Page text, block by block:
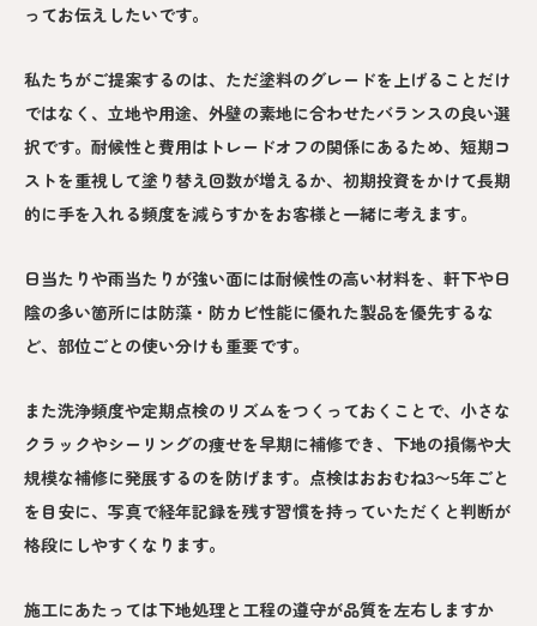
ってお伝えしたいです。
私たちがご提案するのは、ただ塗料のグレードを上げることだけ
ではなく、立地や用途、外壁の素地に合わせたバランスの良い選
択です。耐候性と費用はトレードオフの関係にあるため、短期コ
ストを重視して塗り替え回数が増えるか、初期投資をかけて長期
的に手を入れる頻度を減らすかをお客様と一緒に考えます。
日当たりや雨当たりが強い面には耐候性の高い材料を、軒下や日
陰の多い箇所には防藻・防カビ性能に優れた製品を優先するな
ど、部位ごとの使い分けも重要です。
また洗浄頻度や定期点検のリズムをつくっておくことで、小さな
クラックやシーリングの痩せを早期に補修でき、下地の損傷や大
規模な補修に発展するのを防げます。点検はおおむね3〜5年ごと
を目安に、写真で経年記録を残す習慣を持っていただくと判断が
格段にしやすくなります。
施工にあたっては下地処理と工程の遵守が品質を左右しますか